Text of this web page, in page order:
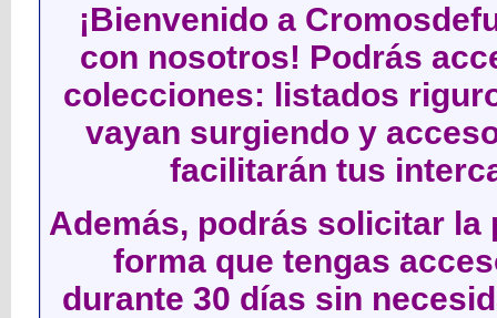
¡Bienvenido a
con nosotros! Podrás
colecciones: listados
vayan surgiendo y
facilitarán tus
Además, podrás solicitar
forma que tengas
durante 30 días sin